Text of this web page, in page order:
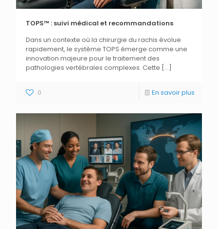
TOPS™ : suivi médical et recommandations
Dans un contexte où la chirurgie du rachis évolue
rapidement, le système TOPS émerge comme une
innovation majeure pour le traitement des
pathologies vertébrales complexes. Cette […]
0 En savoir plus